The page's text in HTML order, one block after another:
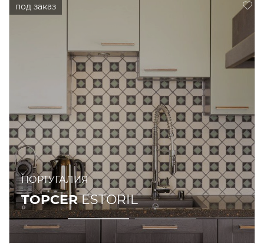
ПОРТУГАЛИЯ
TOPCERESTORIL